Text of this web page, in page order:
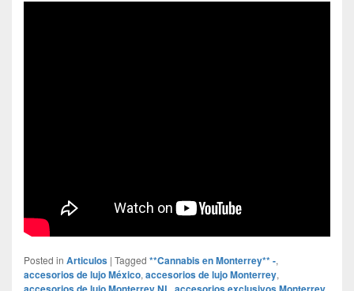
Posted in Articulos | Tagged **Cannabis en Monterrey** -,
accesorios de lujo México, accesorios de lujo Monterrey,
, ,